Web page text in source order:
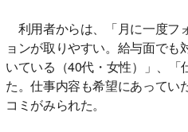
利用者からは、「月に一度フ
ョンが取りやすい。給与面で
いている（40代・女性）」、「
た。仕事内容も希望にあってい
コミがみられた。